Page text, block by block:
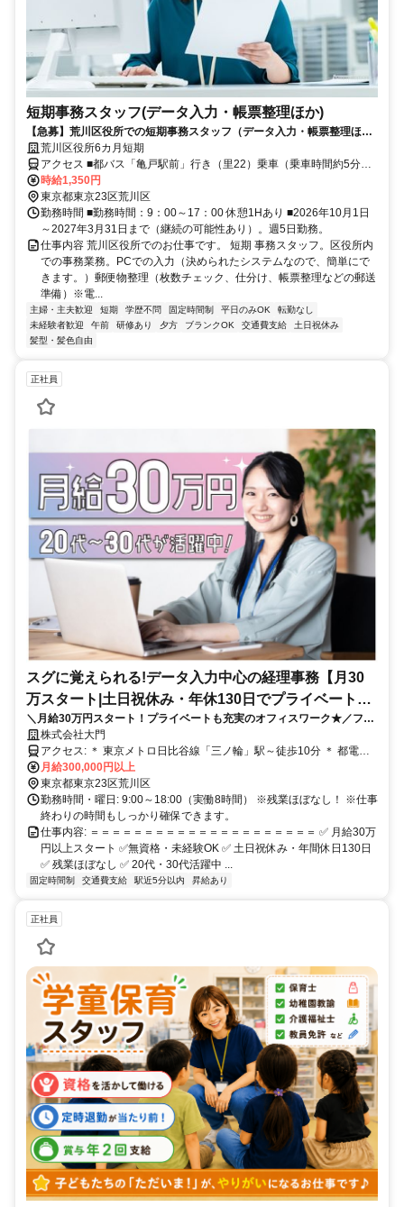
短期事務スタッフ(データ入力・帳票整理ほか)
【急募】荒川区役所での短期事務スタッフ（データ入力・帳票整理ほ
か）荒川区役所6カ月短期
アクセス ■都バス「亀戸駅前」行き（里22）乗車（乗車時間約5分）
「荒川区役所前」下車、徒歩約2分、他バス便多数あり。■都電荒川線
「三ノ輪橋」行きに乗車（乗車時間約10分）「荒川二丁目」または
「荒川区役所前」下車、徒歩約4分、他。
時給1,350円
東京都東京23区荒川区
勤務時間 ■勤務時間：9：00～17：00 休憩1Hあり ■2026年10月1日
～2027年3月31日まで（継続の可能性あり）。週5日勤務。
仕事内容 荒川区役所でのお仕事です。 短期 事務スタッフ。区役所内
での事務業務。PCでの入力（決められたシステムなので、簡単にで
きます。）郵便物整理（枚数チェック、仕分け、帳票整理などの郵送
準備）※電...
主婦・主夫歓迎 短期 学歴不問 固定時間制 平日のみOK
転勤なし
未経験者歓迎
午前 研修あり 夕方 ブランクOK 交通費支給
土日祝休み
髪型・髪色自由
正社員
スグに覚えられる!データ入力中心の経理事務【月30
万スタート|土日祝休み・年休130日でプライベートも
】
＼月給30万円スタート！プライベートも充実のオフィスワーク★／フォ
ーマットへのデータ入力中心で未経験者も安心♪働きやすさから長期で働
く方多数◎
株式会社大門
アクセス: ＊ 東京メトロ日比谷線「三ノ輪」駅～徒歩10分 ＊ 都電荒
川線「荒川区役所前」駅～徒歩2分
月給300,000円以上
東京都東京23区荒川区
勤務時間・曜日: 9:00～18:00（実働8時間） ※残業ほぼなし！ ※仕事
終わりの時間もしっかり確保できます。
仕事内容: ＝＝＝＝＝＝＝＝＝＝＝＝＝＝＝＝＝＝＝＝＝ ✅ 月給30万
円以上スタート ✅無資格・未経験OK ✅ 土日祝休み・年間休日130日
✅ 残業ほぼなし ✅ 20代・30代活躍中 ...
固定時間制 交通費支給 駅近5分以内 昇給あり
正社員